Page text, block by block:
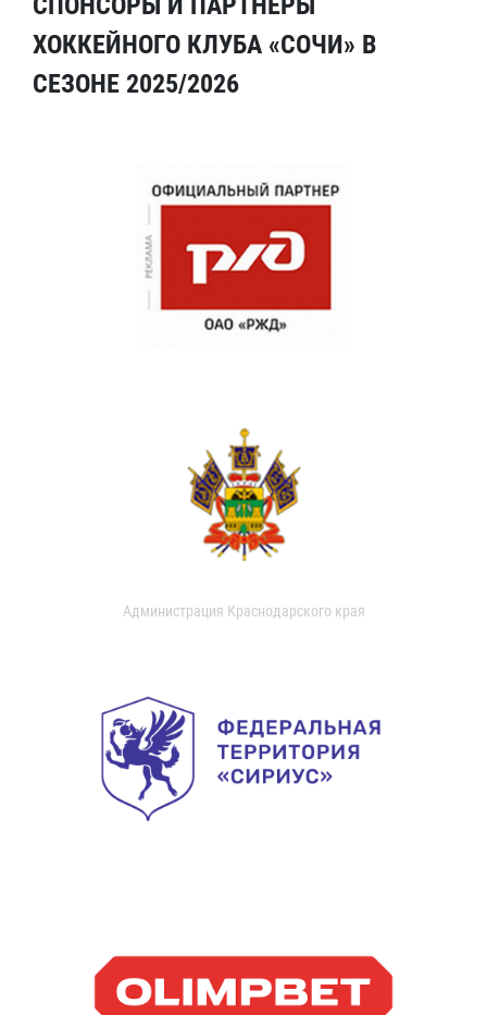
ХОККЕЙНОГО КЛУБА «СОЧИ» В
СЕЗОНЕ 2025/2026
Администрация Краснодарского края